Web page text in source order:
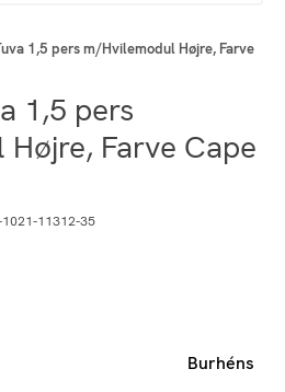
1,5 pers m/Hvilemodul Højre, Farve
1,5 pers
Farve Cape
11312-35
Burhéns